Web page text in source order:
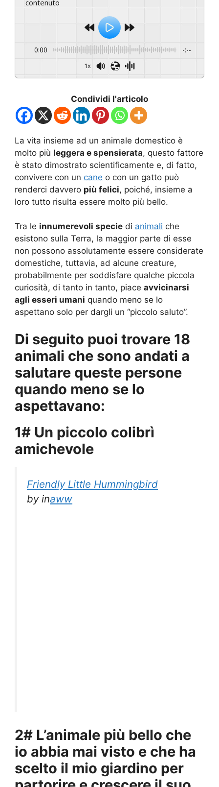
contenuto
0:00 -:--
1x
Condividi l'articolo
La vita insieme ad un animale domestico è
molto più leggera e spensierata, questo fattore
è stato dimostrato scientificamente e, di fatto,
convivere con un cane o con un gatto può
renderci davvero più felici, poiché, insieme a
loro tutto risulta essere molto più bello.
Tra le innumerevoli specie di animali che
esistono sulla Terra, la maggior parte di esse
non possono assolutamente essere considerate
domestiche, tuttavia, ad alcune creature,
probabilmente per soddisfare qualche piccola
curiosità, di tanto in tanto, piace avvicinarsi
agli esseri umani quando meno se lo
aspettano solo per dargli un “piccolo saluto”.
Di seguito puoi trovare 18
animali che sono andati a
salutare queste persone
quando meno se lo
aspettavano:
1# Un piccolo colibrì
amichevole
Friendly Little Hummingbird
byinaww
2# L’animale più bello che
io abbia mai visto e che ha
scelto il mio giardino per